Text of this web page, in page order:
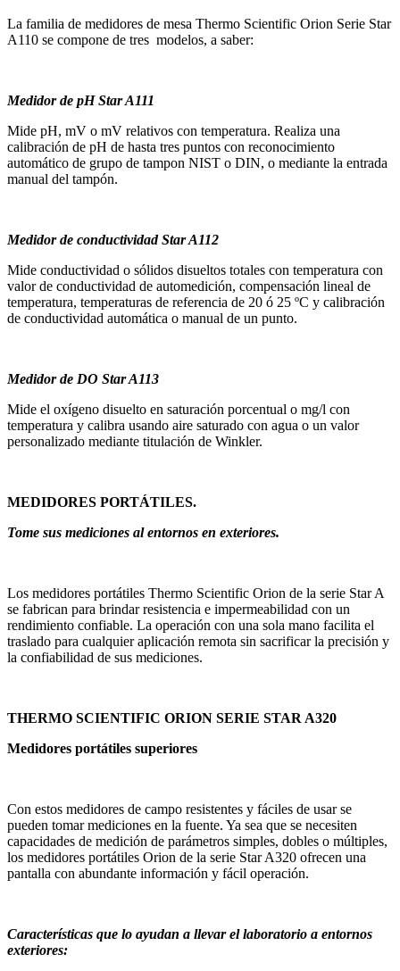
La familia de medidores de mesa Thermo Scientific Orion Serie Star
A110 se compone de tres modelos, a saber:
Medidor de pH Star A111
Mide pH, mV o mV relativos con temperatura. Realiza una
calibración de pH de hasta tres puntos con reconocimiento
automático de grupo de tampon NIST o DIN, o mediante la entrada
manual del tampón.
Medidor de conductividad Star A112
Mide conductividad o sólidos disueltos totales con temperatura con
valor de conductividad de automedición, compensación lineal de
temperatura, temperaturas de referencia de 20 ó 25 ºC y calibración
de conductividad automática o manual de un punto.
Medidor de DO Star A113
Mide el oxígeno disuelto en saturación porcentual o mg/l con
temperatura y calibra usando aire saturado con agua o un valor
personalizado mediante titulación de Winkler.
MEDIDORES PORTÁTILES.
Tome sus mediciones al entornos en exteriores.
Los medidores portátiles Thermo Scientific Orion de la serie Star A
se fabrican para brindar resistencia e impermeabilidad con un
rendimiento confiable. La operación con una sola mano facilita el
traslado para cualquier aplicación remota sin sacrificar la precisión y
la confiabilidad de sus mediciones.
THERMO SCIENTIFIC ORION SERIE STAR A320
Medidores portátiles superiores
Con estos medidores de campo resistentes y fáciles de usar se
pueden tomar mediciones en la fuente. Ya sea que se necesiten
capacidades de medición de parámetros simples, dobles o múltiples,
los medidores portátiles Orion de la serie Star A320 ofrecen una
pantalla con abundante información y fácil operación.
Características que lo ayudan a llevar el laboratorio a entornos
exteriores: